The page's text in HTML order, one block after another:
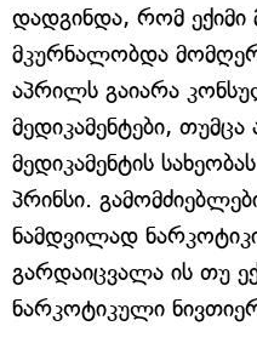
დადგინდა, რომ
მკურნალობდა
აპრილს გაიარა
მედიკამენტები,
მედიკამენტის
პრინსი.
ნამდვილად
გარდაიცვალა ის თუ
ნარკოტიკული